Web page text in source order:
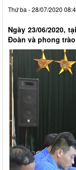
Thứ ba - 28/07/2020
Ngày 23/06/2020,
Đoàn và phong